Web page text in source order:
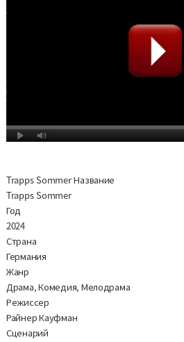
Trapps Sommer Название
Trapps Sommer
Год
2024
Страна
Германия
Жанр
Драма, Комедия, Мелодрама
Режиссер
Райнер Кауфман
Сценарий